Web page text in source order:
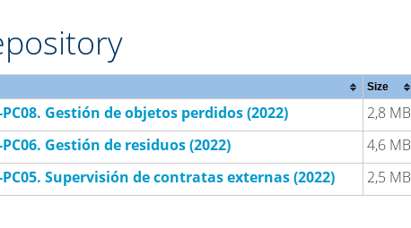
Size
Gestión de objetos perdidos (2022) 2,8 MB
Gestión de residuos (2022)
4,6 MB
Supervisión de contratas externas (2022)
2,5 MB